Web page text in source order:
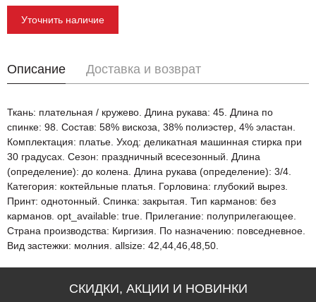
Уточнить наличие
Описание Доставка и возврат
Ткань: плательная / кружево. Длина рукава: 45. Длина по
спинке: 98. Состав: 58% вискоза, 38% полиэстер, 4% эластан.
Комплектация: платье. Уход: деликатная машинная стирка при
30 градусах. Сезон: праздничный всесезонный. Длина
(определение): до колена. Длина рукава (определение): 3/4.
Категория: коктейльные платья. Горловина: глубокий вырез.
Принт: однотонный. Спинка: закрытая. Тип карманов: без
карманов. opt_available: true. Прилегание: полуприлегающее.
Страна производства: Киргизия. По назначению: повседневное.
Вид застежки: молния. allsize: 42,44,46,48,50.
СКИДКИ, АКЦИИ И НОВИНКИ